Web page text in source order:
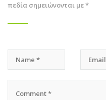
πεδία σημειώνονται με*